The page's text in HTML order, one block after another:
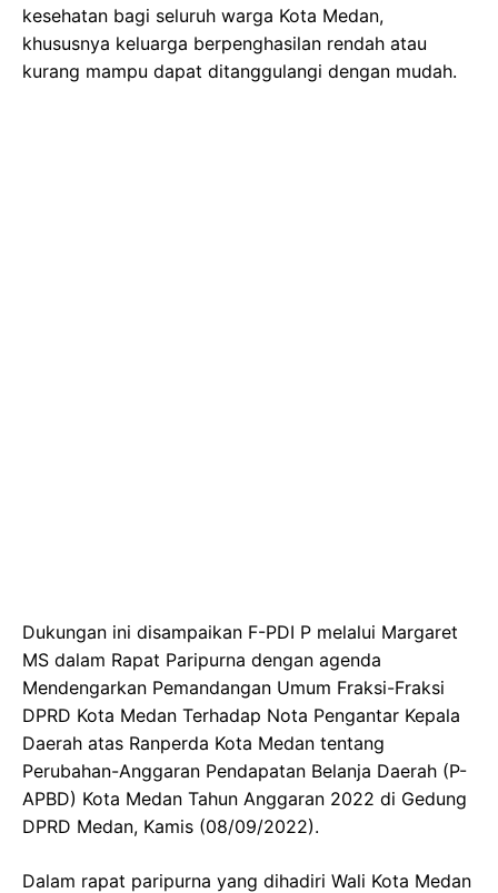
kesehatan bagi seluruh warga Kota Medan,
khususnya keluarga berpenghasilan rendah atau
kurang mampu dapat ditanggulangi dengan mudah.
Dukungan ini disampaikan F-PDI P melalui Margaret
MS dalam Rapat Paripurna dengan agenda
Mendengarkan Pemandangan Umum Fraksi-Fraksi
DPRD Kota Medan Terhadap Nota Pengantar Kepala
Daerah atas Ranperda Kota Medan tentang
Perubahan-Anggaran Pendapatan Belanja Daerah (P-
APBD) Kota Medan Tahun Anggaran 2022 di Gedung
DPRD Medan, Kamis (08/09/2022).
Dalam rapat paripurna yang dihadiri Wali Kota Medan